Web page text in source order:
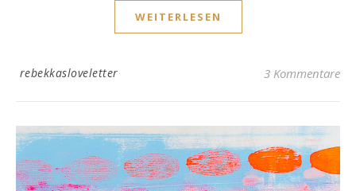
WEITERLESEN
rebekkasloveletter 3 Kommentare